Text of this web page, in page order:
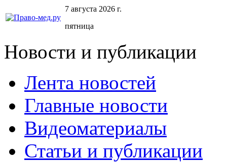
7 августа 2026 г.
пятница
Новости и публикации
Лента новостей
Главные новости
Видеоматериалы
Статьи и публикации